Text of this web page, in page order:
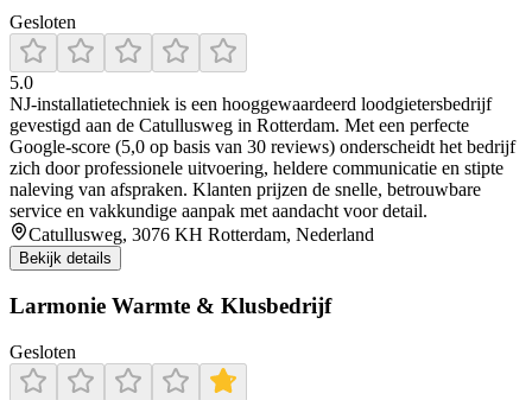
Gesloten
5.0
NJ‑installatietechniek is een hooggewaardeerd loodgietersbedrijf
gevestigd aan de Catullusweg in Rotterdam. Met een perfecte
Google-score (5,0 op basis van 30 reviews) onderscheidt het bedrijf
zich door professionele uitvoering, heldere communicatie en stipte
naleving van afspraken. Klanten prijzen de snelle, betrouwbare
service en vakkundige aanpak met aandacht voor detail.
Catullusweg, 3076 KH Rotterdam, Nederland
Bekijk details
Larmonie Warmte & Klusbedrijf
Gesloten